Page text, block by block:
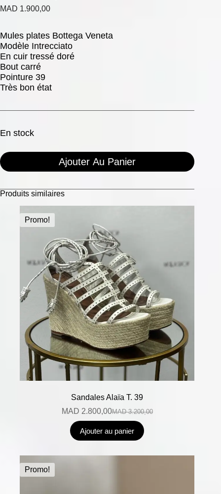
MAD 1.900,00
Mules plates Bottega Veneta
Modèle Intrecciato
En cuir tressé doré
Bout carré
Pointure 39
Très bon état
En stock
Ajouter Au Panier
Produits similaires
Promo!
Sandales Alaïa T. 39
MAD3.200,00
MAD 2.800,00
Ajouter au panier
Promo!